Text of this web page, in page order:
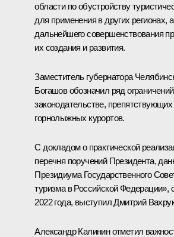
области по обустройству
для применения в других регионах,
дальнейшего совершенствования
их создания и развития.
Заместитель губернатора
Богашов обозначил ряд
законодательстве,
горнолыжных курортов.
С докладом о практической
перечня поручений Президента,
Президиума Государственного
туризма в Российской Федерации»,
2022 года, выступил Дмитрий
Александр Калинин отметил